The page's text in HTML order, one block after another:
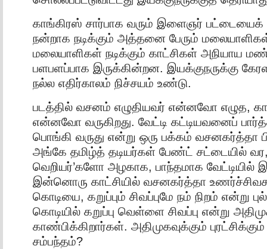
காங்கிரஸ் சார்பாக வரும் இளைஞர் பட்டையைக்
நன்றாக நடிக்கும் அத்தனை பேரும்
மலையாளிகள் நடிக்கும் காட்சிகள் அநியாய
பளபளப்பாக இருக்கின்றன. இயக்குநருக்கு
நல்ல எதிர்காலம் நிச்சயம் உண்டு.
படத்தில் வசனம் எழுதியவர் என்னவோ எழுத,
என்னவோ வருகிறது. வேட்டி கட்டியவனைப்
பொங்கி வருது என்று ஒரு பக்கம்
அங்கே தமிழ்த் தடியர்கள் பேண்ட் சட்டையில் வர,
வெறியர்’களோ அழகாக, பாந்தமாக வேட்டியில்
இன்னொரு காட்சியில் வசனகர்த்தா
கொடியை, கறுப்பும் சிவப்புமே நம் நிறம் என்று
கொடியில் கறுப்பு வெள்ளை சிவப்பு என்று
காண்பிக்கிறார்கள். அதிமுகவுக்கும்
சம்பந்தம்?